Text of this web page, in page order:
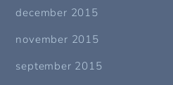
december 2015
november 2015
september 2015